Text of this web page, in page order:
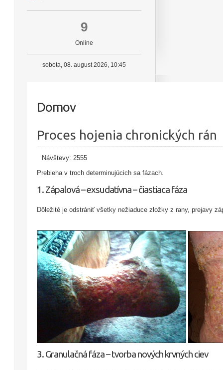
9
Online
sobota, 08. august 2026, 10:45
Domov
Proces hojenia chronických rán
Návštevy: 2555
Prebieha v troch determinujúcich sa fázach.
1. Zápalová – exsudatívna – čiastiaca fáza
Dôležité je odstrániť všetky nežiaduce zložky z rany, prejavy
3. Granulačná fáza – tvorba nových krvných ciev